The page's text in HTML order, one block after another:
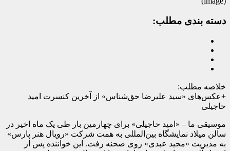
دسته بندی مطلب:
خلاصه مطلب:
+عکس‌های «سید علیرضا حق‌شناس» از آخرین کنسرت امید
حاجیلی
موسیقی ما – «امید حاجیلی» برای چهارمین بار طی یک ماه اخیر در
سالن میلاد نمایشگاه بین‌المللی به همت شرکت «رویال هنر پارس»
به مدیریت «مجید عبدی» روی صحنه رفت. این خواننده پس از